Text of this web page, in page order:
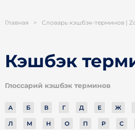
Главная > Словарь кэшбэк-терминов |
Кэшбэк
Глоссарий кэшбэк терминов
А Б В Г Д Е Ж
Л М Н О П Р С